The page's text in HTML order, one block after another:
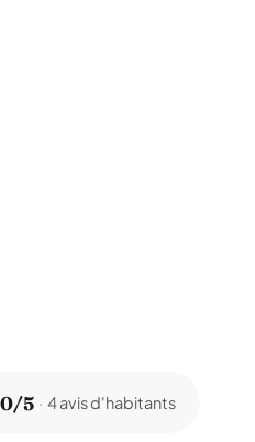
5 4 avis d'habitants